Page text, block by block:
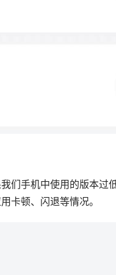
们手机中使用的版本
卡顿、闪退等情况。